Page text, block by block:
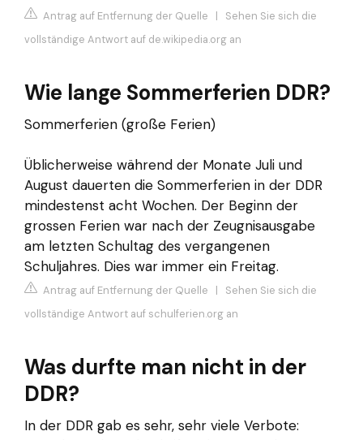
Antrag auf Entfernung der Quelle | Sehen Sie sich die
vollständige Antwort auf de.wikipedia.org an
Wie lange Sommerferien DDR?
Sommerferien (große Ferien)
Üblicherweise während der Monate Juli und
August dauerten die Sommerferien in der DDR
mindestenst acht Wochen. Der Beginn der
grossen Ferien war nach der Zeugnisausgabe
am letzten Schultag des vergangenen
Schuljahres. Dies war immer ein Freitag.
Antrag auf Entfernung der Quelle | Sehen Sie sich die
vollständige Antwort auf schulferien.org an
Was durfte man nicht in der
DDR?
In der DDR gab es sehr, sehr viele Verbote: